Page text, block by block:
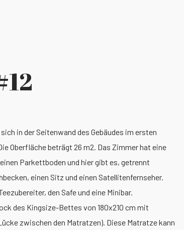
in der Seitenwand des Gebäudes im ersten
Oberfläche beträgt 26 m2. Das Zimmer hat eine
Parkettboden und hier gibt es, getrennt
einen Sitz und einen Satellitenfernseher.
den Safe und eine Minibar.
des Kingsize-Bettes von 180x210 cm mit
zwischen den Matratzen). Diese Matratze kann